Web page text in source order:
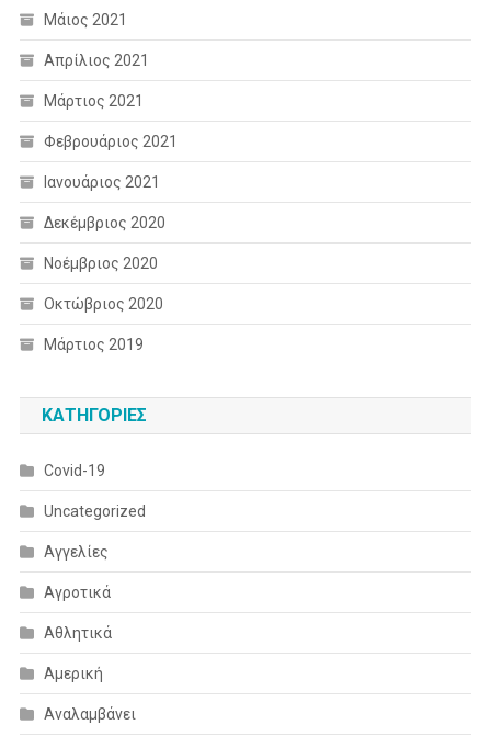
Μάιος 2021
Απρίλιος 2021
Μάρτιος 2021
Φεβρουάριος 2021
Ιανουάριος 2021
Δεκέμβριος 2020
Νοέμβριος 2020
Οκτώβριος 2020
Μάρτιος 2019
KΑΤΗΓΟΡΊΕΣ
Covid-19
Uncategorized
Αγγελίες
Αγροτικά
Αθλητικά
Αμερική
Αναλαμβάνει